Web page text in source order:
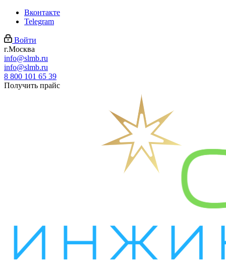
Вконтакте
Telegram
Войти
г.Москва
info@slmb.ru
info@slmb.ru
8 800 101 65 39
Получить прайс